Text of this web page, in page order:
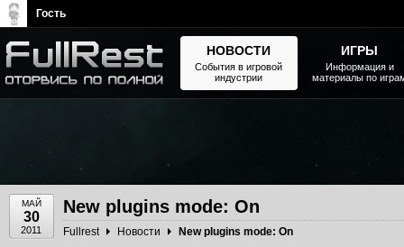
МАЙ
30
2011
New plugins mode: On
Fullrest Новости New plugins mode: On
НОВОСТИ
События в игровой
индустрии
ИГРЫ
Информация и
материалы по
Гость